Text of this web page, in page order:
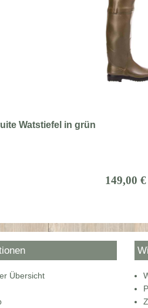
Watstiefel in grün
149,00 €
Übersicht